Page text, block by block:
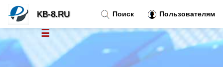
Поиск Пользователям
KB-8.RU
☰
Новости